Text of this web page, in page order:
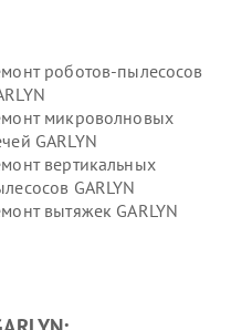
роботов-пылесосов
микроволновых
GARLYN
вертикальных
GARLYN
вытяжек GARLYN